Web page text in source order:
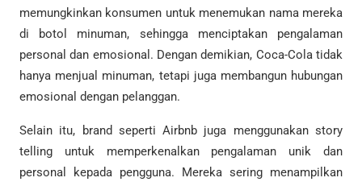
memungkinkan konsumen untuk menemukan nama mereka
di botol minuman, sehingga menciptakan pengalaman
personal dan emosional. Dengan demikian, Coca-Cola tidak
hanya menjual minuman, tetapi juga membangun hubungan
emosional dengan pelanggan.
Selain itu, brand seperti Airbnb juga menggunakan story
telling untuk memperkenalkan pengalaman unik dan
personal kepada pengguna. Mereka sering menampilkan